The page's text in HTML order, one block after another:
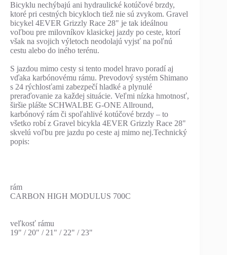
Bicyklu nechýbajú ani hydraulické kotúčové brzdy,
ktoré pri cestných bicykloch tiež nie sú zvykom. Gravel
bicykel 4EVER Grizzly Race 28" je tak ideálnou
voľbou pre milovníkov klasickej jazdy po ceste, ktorí
však na svojich výletoch neodolajú vyjsť na poľnú
cestu alebo do iného terénu.
S jazdou mimo cesty si tento model hravo poradí aj
vďaka karbónovému rámu. Prevodový systém Shimano
s 24 rýchlosťami zabezpečí hladké a plynulé
preraďovanie za každej situácie. Veľmi nízka hmotnosť,
širšie plášte SCHWALBE G-ONE Allround,
karbónový rám či spoľahlivé kotúčové brzdy – to
všetko robí z Gravel bicykla 4EVER Grizzly Race 28"
skvelú voľbu pre jazdu po ceste aj mimo nej.Technický
popis:
rám
CARBON HIGH MODULUS 700C
veľkosť rámu
19" / 20" / 21" / 22" / 23"